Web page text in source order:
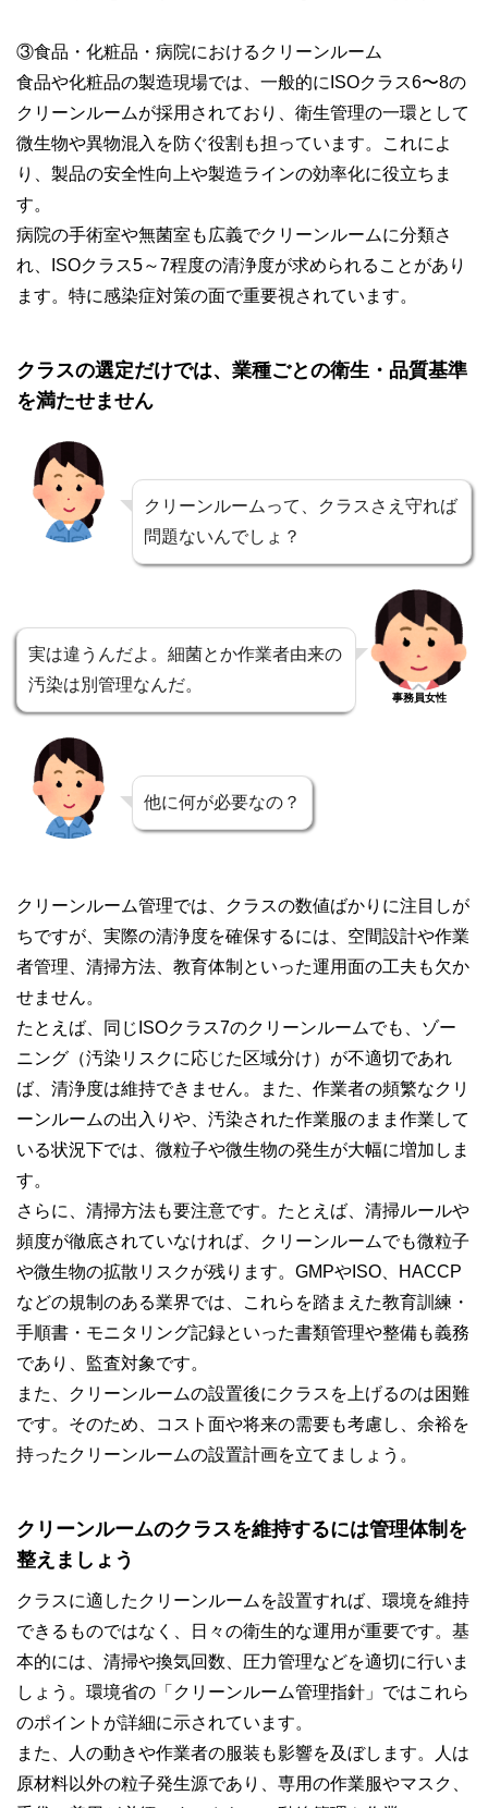
③食品・化粧品・病院におけるクリーンルーム
食品や化粧品の製造現場では、一般的にISOクラス6〜8の
クリーンルームが採用されており、衛生管理の一環として
微生物や異物混入を防ぐ役割も担っています。これによ
り、製品の安全性向上や製造ラインの効率化に役立ちま
す。
病院の手術室や無菌室も広義でクリーンルームに分類さ
れ、ISOクラス5～7程度の清浄度が求められることがあり
ます。特に感染症対策の面で重要視されています。
クラスの選定だけでは、業種ごとの衛生・品質基準
を満たせません
クリーンルームって、クラスさえ守れば
問題ないんでしょ？
実は違うんだよ。細菌とか作業者由来の
汚染は別管理なんだ。
事務員女性
他に何が必要なの？
クリーンルーム管理では、クラスの数値ばかりに注目しが
ちですが、実際の清浄度を確保するには、空間設計や作業
者管理、清掃方法、教育体制といった運用面の工夫も欠か
せません。
たとえば、同じISOクラス7のクリーンルームでも、ゾー
ニング（汚染リスクに応じた区域分け）が不適切であれ
ば、清浄度は維持できません。また、作業者の頻繁なクリ
ーンルームの出入りや、汚染された作業服のまま作業して
いる状況下では、微粒子や微生物の発生が大幅に増加しま
す。
さらに、清掃方法も要注意です。たとえば、清掃ルールや
頻度が徹底されていなければ、クリーンルームでも微粒子
や微生物の拡散リスクが残ります。GMPやISO、HACCP
などの規制のある業界では、これらを踏まえた教育訓練・
手順書・モニタリング記録といった書類管理や整備も義務
であり、監査対象です。
また、クリーンルームの設置後にクラスを上げるのは困難
です。そのため、コスト面や将来の需要も考慮し、余裕を
持ったクリーンルームの設置計画を立てましょう。
クリーンルームのクラスを維持するには管理体制を
整えましょう
クラスに適したクリーンルームを設置すれば、環境を維持
できるものではなく、日々の衛生的な運用が重要です。基
本的には、清掃や換気回数、圧力管理などを適切に行いま
しょう。環境省の「クリーンルーム管理指針」ではこれら
のポイントが詳細に示されています。
また、人の動きや作業者の服装も影響を及ぼします。人は
原材料以外の粒子発生源であり、専用の作業服やマスク、